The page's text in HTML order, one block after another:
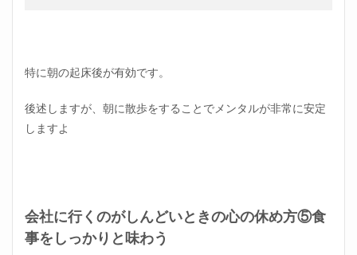
特に朝の起床後が有効です。
後述しますが、朝に散歩をすることでメンタルが非常に安定
しますよ
会社に行くのがしんどいときの心の休め方⑤食
事をしっかりと味わう